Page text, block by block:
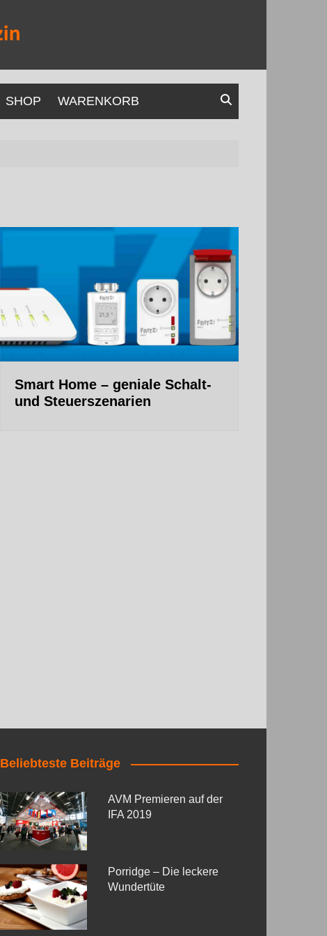
SHOP WARENKORB
Smart Home – geniale Schalt-
und Steuerszenarien
Beliebteste Beiträge
AVM Premieren auf der
IFA 2019
Porridge – Die leckere
Wundertüte